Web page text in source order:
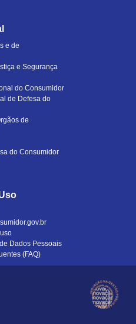
e de
e Segurança
do Consumidor
de Defesa do
de
do Consumidor
Dados Pessoais
(FAQ)